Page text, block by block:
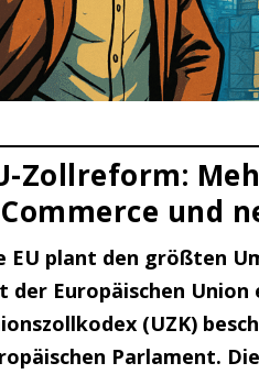
Zollreform:
Commerce und
EU plant den größten
der Europäischen
(UZK)
Parlament.